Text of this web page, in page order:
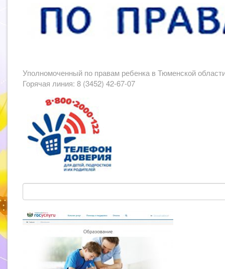
Уполномоченный по правам ребенка в Тюменской
Горячая линия: 8 (3452) 42-67-07